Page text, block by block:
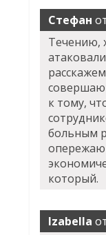
Стефан
Течению,
к тому,
больным
который.
Izabella